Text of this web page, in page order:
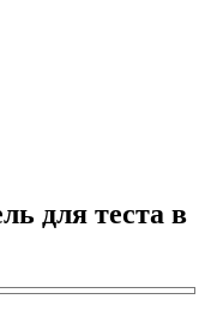
для теста в